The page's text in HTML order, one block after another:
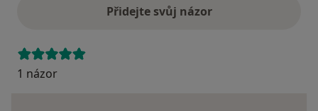
Přidejte svůj názor
1 názor